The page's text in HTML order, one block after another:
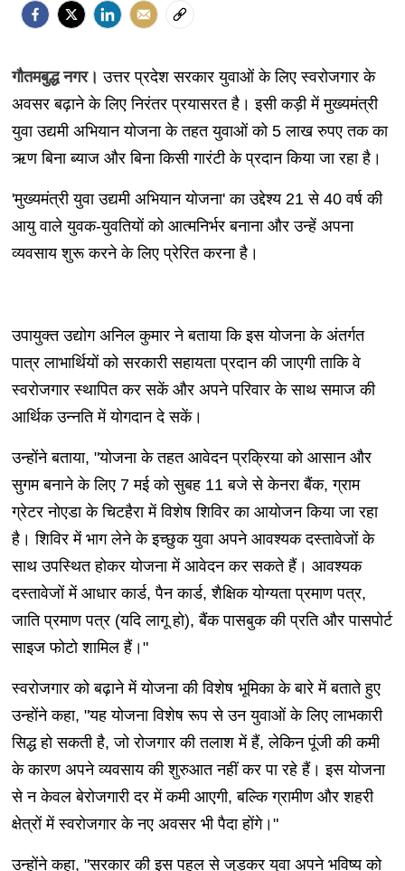
गौतमबुद्ध नगर। उत्तर प्रदेश सरकार युवाओं के लिए स्वरोजगार के
अवसर बढ़ाने के लिए निरंतर प्रयासरत है। इसी कड़ी में मुख्यमंत्री
युवा उद्यमी अभियान योजना के तहत युवाओं को 5 लाख रुपए तक का
ऋण बिना ब्याज और बिना किसी गारंटी के प्रदान किया जा रहा है।
'मुख्यमंत्री युवा उद्यमी अभियान योजना' का उद्देश्य 21 से 40 वर्ष की
आयु वाले युवक-युवतियों को आत्मनिर्भर बनाना और उन्हें अपना
व्यवसाय शुरू करने के लिए प्रेरित करना है।
उपायुक्त उद्योग अनिल कुमार ने बताया कि इस योजना के अंतर्गत
पात्र लाभार्थियों को सरकारी सहायता प्रदान की जाएगी ताकि वे
स्वरोजगार स्थापित कर सकें और अपने परिवार के साथ समाज की
आर्थिक उन्नति में योगदान दे सकें।
उन्होंने बताया, "योजना के तहत आवेदन प्रक्रिया को आसान और
सुगम बनाने के लिए 7 मई को सुबह 11 बजे से केनरा बैंक, ग्राम
ग्रेटर नोएडा के चिटहैरा में विशेष शिविर का आयोजन किया जा रहा
है। शिविर में भाग लेने के इच्छुक युवा अपने आवश्यक दस्तावेजों के
साथ उपस्थित होकर योजना में आवेदन कर सकते हैं। आवश्यक
दस्तावेजों में आधार कार्ड, पैन कार्ड, शैक्षिक योग्यता प्रमाण पत्र,
जाति प्रमाण पत्र (यदि लागू हो), बैंक पासबुक की प्रति और पासपोर्ट
साइज फोटो शामिल हैं।"
स्वरोजगार को बढ़ाने में योजना की विशेष भूमिका के बारे में बताते हुए
उन्होंने कहा, "यह योजना विशेष रूप से उन युवाओं के लिए लाभकारी
सिद्ध हो सकती है, जो रोजगार की तलाश में हैं, लेकिन पूंजी की कमी
के कारण अपने व्यवसाय की शुरुआत नहीं कर पा रहे हैं। इस योजना
से न केवल बेरोजगारी दर में कमी आएगी, बल्कि ग्रामीण और शहरी
क्षेत्रों में स्वरोजगार के नए अवसर भी पैदा होंगे।"
उन्होंने कहा, "सरकार की इस पहल से जुड़कर युवा अपने भविष्य को